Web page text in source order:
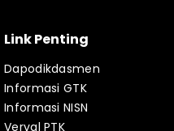
Link Penting
Dapodikdasmen
Informasi GTK
Informasi NISN
Verval PTK